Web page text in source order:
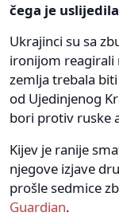
čega je
Ukrajinci su sa
ironijom reagirali
zemlja trebala
od Ujedinjenog
bori protiv ruske
Kijev je ranije
njegove izjave
prošle sedmice
Guardian.